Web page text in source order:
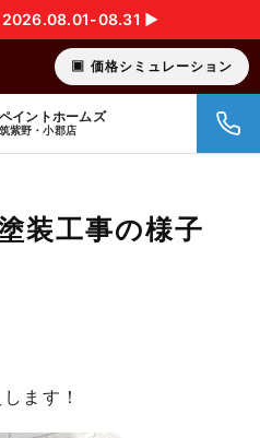
2026.08.01-08.31 ▶︎
価格シミュレーション
ペイントホームズ
筑紫野・小郡店
装工事の様子
ます！